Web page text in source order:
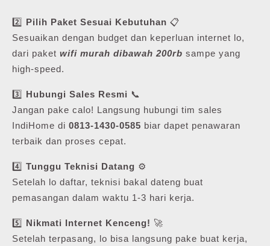
2️⃣ Pilih Paket Sesuai Kebutuhan 📋
Sesuaikan dengan budget dan keperluan internet lo,
dari paket wifi murah dibawah 200rb sampe yang
high-speed.
3️⃣ Hubungi Sales Resmi 📞
Jangan pake calo! Langsung hubungi tim sales
IndiHome di 0813-1430-0585 biar dapet penawaran
terbaik dan proses cepat.
4️⃣ Tunggu Teknisi Datang ⚙️
Setelah lo daftar, teknisi bakal dateng buat
pemasangan dalam waktu 1-3 hari kerja.
5️⃣ Nikmati Internet Kenceng! 🚀
Setelah terpasang, lo bisa langsung pake buat kerja,